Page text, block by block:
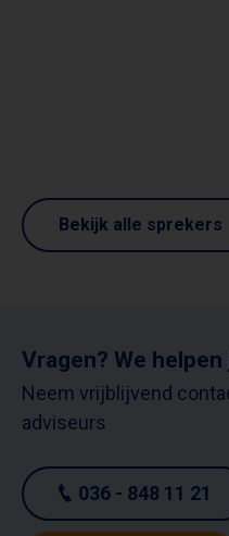
Bekijk alle sprekers
Vragen? We helpen
Neem vrijblijvend
adviseurs
036 - 848 11 21